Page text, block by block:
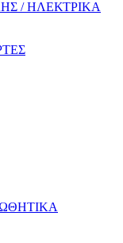
/ ΗΛΕΚΤΡΙΚΑ